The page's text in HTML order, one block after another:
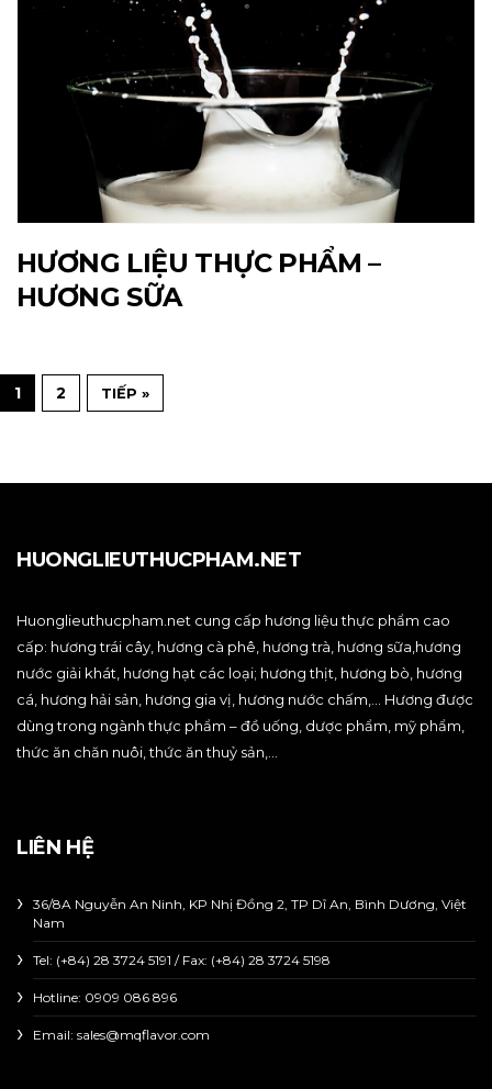
HƯƠNG LIỆU THỰC PHẨM –
HƯƠNG SỮA
1 2 TIẾP »
HUONGLIEUTHUCPHAM.NET
Huonglieuthucpham.net cung cấp hương liệu thực phẩm cao
cấp: hương trái cây, hương cà phê, hương trà, hương sữa,hương
nước giải khát, hương hạt các loại; hương thịt, hương bò, hương
cá, hương hải sản, hương gia vị, hương nước chấm,… Hương được
dùng trong ngành thực phẩm – đồ uống, dược phẩm, mỹ phẩm,
thức ăn chăn nuôi, thức ăn thuỷ sản,…
LIÊN HỆ
36/8A Nguyễn An Ninh, KP Nhị Đồng 2, TP Dĩ An, Bình Dương, Việt
Nam
Tel: (+84) 28 3724 5191 / Fax: (+84) 28 3724 5198
Hotline: 0909 086 896
Email: sales@mqflavor.com